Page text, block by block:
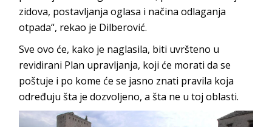
zidova, postavljanja oglasa i načina odlaganja
otpada“, rekao je Dilberović.
Sve ovo će, kako je naglasila, biti uvršteno u
revidirani Plan upravljanja, koji će morati da se
poštuje i po kome će se jasno znati pravila koja
određuju šta je dozvoljeno, a šta ne u toj oblasti.